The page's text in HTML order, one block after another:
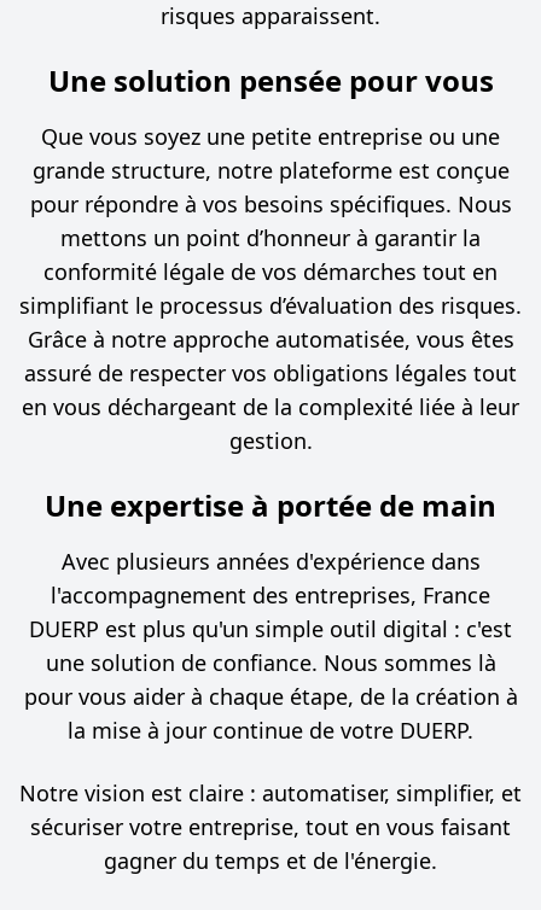
risques apparaissent.
Une solution pensée pour vous
Que vous soyez une petite entreprise ou une
grande structure, notre plateforme est conçue
pour répondre à vos besoins spécifiques. Nous
mettons un point d’honneur à garantir la
conformité légale de vos démarches tout en
simplifiant le processus d’évaluation des risques.
Grâce à notre approche automatisée, vous êtes
assuré de respecter vos obligations légales tout
en vous déchargeant de la complexité liée à leur
gestion.
Une expertise à portée de main
Avec plusieurs années d'expérience dans
l'accompagnement des entreprises, France
DUERP est plus qu'un simple outil digital : c'est
une solution de confiance. Nous sommes là
pour vous aider à chaque étape, de la création à
la mise à jour continue de votre DUERP.
Notre vision est claire : automatiser, simplifier, et
sécuriser votre entreprise, tout en vous faisant
gagner du temps et de l'énergie.